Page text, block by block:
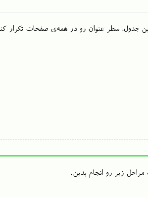
جدول، سطر عنوان رو در همه‌ی صفحات تکرار
زیر رو انجام بدین.